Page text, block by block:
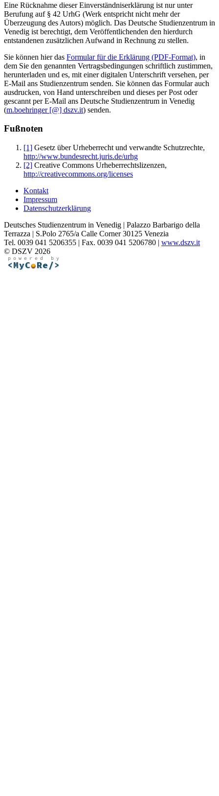
Eine Rücknahme dieser Einverständniserklärung ist nur unter
Berufung auf § 42 UrhG (Werk entspricht nicht mehr der
Überzeugung des Autors) möglich. Das Deutsche Studienzentrum in
Venedig ist berechtigt, dem Veröffentlichenden den hierdurch
entstandenen zusätzlichen Aufwand in Rechnung zu stellen.
Sie können hier das Formular für die Erklärung (PDF-Format), in
dem Sie den genannten Vertragsbedingungen schriftlich zustimmen,
herunterladen und es, mit einer digitalen Unterschrift versehen, per
E-Mail ans Studienzentrum senden. Sie können das Formular auch
ausdrucken, von Hand unterschreiben und dieses per Post oder
gescannt per E-Mail ans Deutsche Studienzentrum in Venedig
(m.boehringer [@] dszv.it) senden.
Fußnoten
[1] Gesetz über Urheberrecht und verwandte Schutzrechte,
http://www.bundesrecht.juris.de/urhg
[2] Creative Commons Urheberrechtslizenzen,
http://creativecommons.org/licenses
Kontakt
Impressum
Datenschutzerklärung
Deutsches Studienzentrum in Venedig | Palazzo Barbarigo della
Terrazza | S.Polo 2765/a Calle Corner 30125 Venezia
Tel. 0039 041 5206355 | Fax. 0039 041 5206780 | www.dszv.it
© DSZV 2026